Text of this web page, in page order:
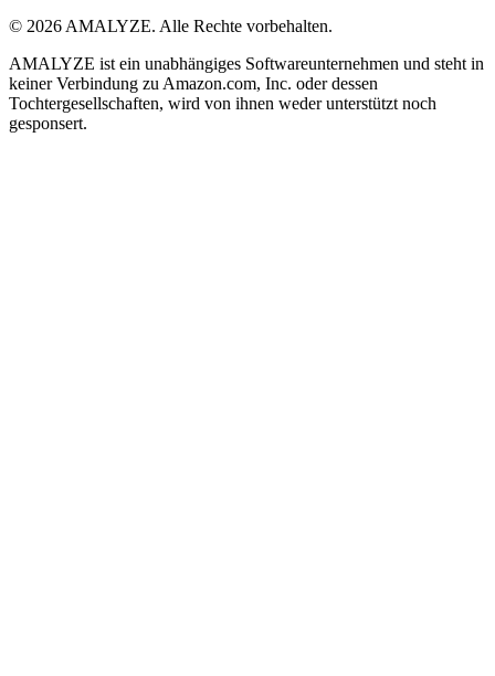
© 2026 AMALYZE. Alle Rechte vorbehalten.
AMALYZE ist ein unabhängiges Softwareunternehmen und steht in
keiner Verbindung zu Amazon.com, Inc. oder dessen
Tochtergesellschaften, wird von ihnen weder unterstützt noch
gesponsert.